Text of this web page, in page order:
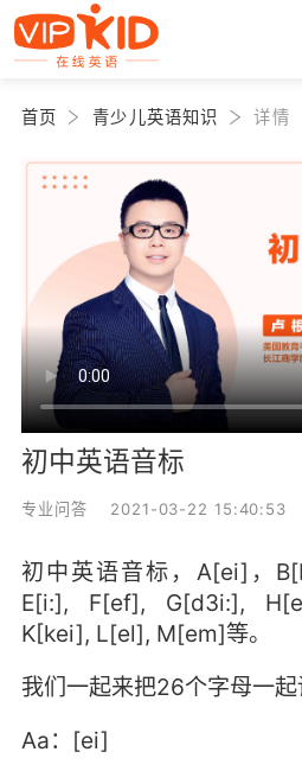
首页 青少儿英语知识 详情
初中英语音标
专业问答 2021-03-22 15:40:53
初中英语音标，A[ei]，
E[i:], F[ef], G[d3i:],
K[kei], L[el], M[em]等。
我们一起来把26个字母一起
Aa：[ei]